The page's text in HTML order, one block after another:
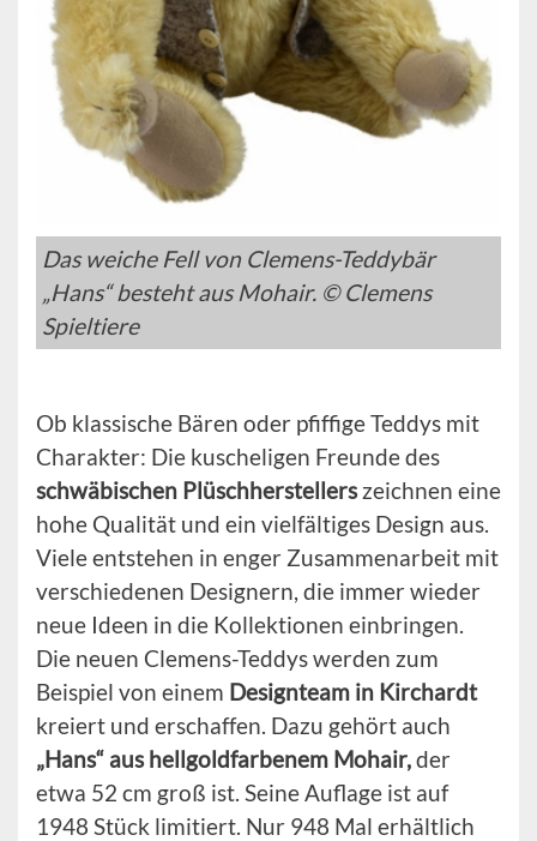
Das weiche Fell von Clemens-Teddybär
„Hans“ besteht aus Mohair. © Clemens
Spieltiere
Ob klassische Bären oder pfiffige Teddys mit
Charakter: Die kuscheligen Freunde des
schwäbischen Plüschherstellerszeichnen eine
hohe Qualität und ein vielfältiges Design aus.
Viele entstehen in enger Zusammenarbeit mit
verschiedenen Designern, die immer wieder
neue Ideen in die Kollektionen einbringen.
Die neuen Clemens-Teddys werden zum
Beispiel von einem Designteam in Kirchardt
kreiert und erschaffen. Dazu gehört auch
„Hans“ aus hellgoldfarbenem Mohair,der
etwa 52 cm groß ist. Seine Auflage ist auf
1948 Stück limitiert. Nur 948 Mal erhältlich